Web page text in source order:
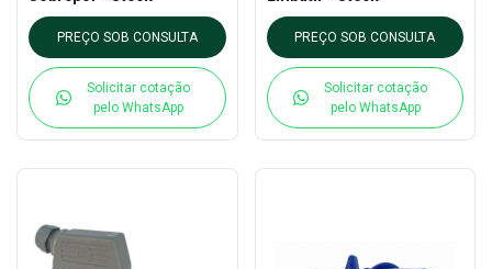
PREÇO SOB CONSULTA
Solicitar cotação
pelo WhatsApp
PREÇO SOB CONSULTA
Solicitar cotação
pelo WhatsApp